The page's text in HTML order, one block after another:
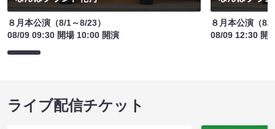
８月本公演（8/1～8/23）
08/09 09:30 開場 10:00 開演
８月本公演（8/
08/09 12:30 開
ライブ配信チケット